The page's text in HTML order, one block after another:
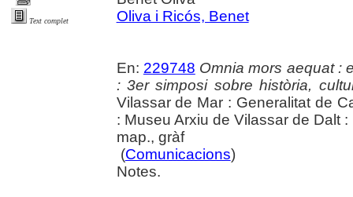
Text complet
Oliva i Ricós, Benet
En: 229748 Omnia mors aequat :
: 3er simposi sobre història,
Vilassar de Mar : Generalitat de
: Museu Arxiu de Vilassar de Dalt
map., gràf
(Comunicacions)
Notes.